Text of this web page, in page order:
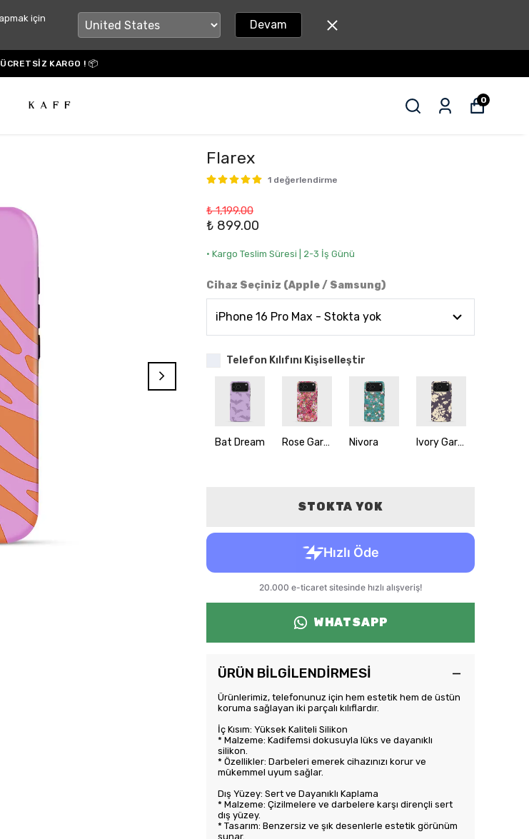
için
Devam
ÜCRETSİZ KARGO ! 📦
0
Flarex
1 değerlendirme
₺ 1,199.00
₺ 899.00
• Kargo Teslim Süresi | 2-3 İş Günü
Cihaz Seçiniz (Apple / Samsung)
Telefon Kılıfını Kişiselleştir
Everwyn Bat Dream Rose Garden Nivora Ivory Garden
STOKTA YOK
WHATSAPP
ÜRÜN BİLGİLENDİRMESİ
Ürünlerimiz, telefonunuz için hem estetik hem de üstün
koruma sağlayan iki parçalı kılıflardır.
İç Kısım: Yüksek Kaliteli Silikon
* Malzeme: Kadifemsi dokusuyla lüks ve dayanıklı
silikon.
* Özellikler: Darbeleri emerek cihazınızı korur ve
mükemmel uyum sağlar.
Dış Yüzey: Sert ve Dayanıklı Kaplama
* Malzeme: Çizilmelere ve darbelere karşı dirençli sert
dış yüzey.
* Tasarım: Benzersiz ve şık desenlerle estetik görünüm
sunar.